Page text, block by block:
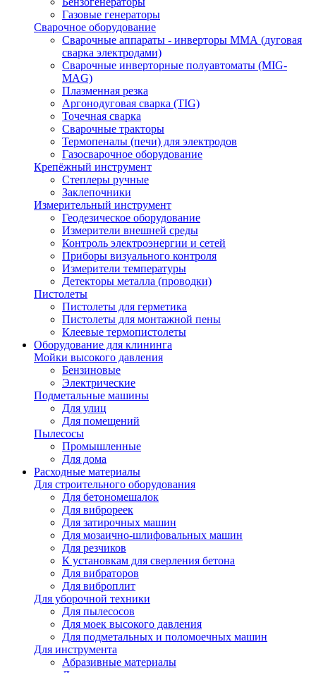
Газовые генераторы
Сварочное оборудование
Сварочные аппараты - инверторы ММА (дуговая
сварка электродами)
Сварочные инверторные полуавтоматы (MIG-
MAG)
Плазменная резка
Аргонодуговая сварка (TIG)
Точечная сварка
Сварочные тракторы
Термопеналы (печи) для электродов
Газосварочное оборудование
Крепёжный инструмент
Степлеры ручные
Заклепочники
Измерительный инструмент
Геодезическое оборудование
Измерители внешней среды
Контроль электроэнергии и сетей
Приборы визуального контроля
Измерители температуры
Детекторы металла (проводки)
Пистолеты
Пистолеты для герметика
Пистолеты для монтажной пены
Клеевые термопистолеты
Оборудование для клининга
Мойки высокого давления
Бензиновые
Электрические
Подметальные машины
Для улиц
Для помещений
Пылесосы
Промышленные
Для дома
Расходные материалы
Для строительного оборудования
Для бетономешалок
Для виброреек
Для затирочных машин
Для мозаично-шлифовальных машин
Для резчиков
К установкам для сверления бетона
Для вибраторов
Для виброплит
Для уборочной техники
Для пылесосов
Для моек высокого давления
Для подметальных и поломоечных машин
Для инструмента
Абразивные материалы